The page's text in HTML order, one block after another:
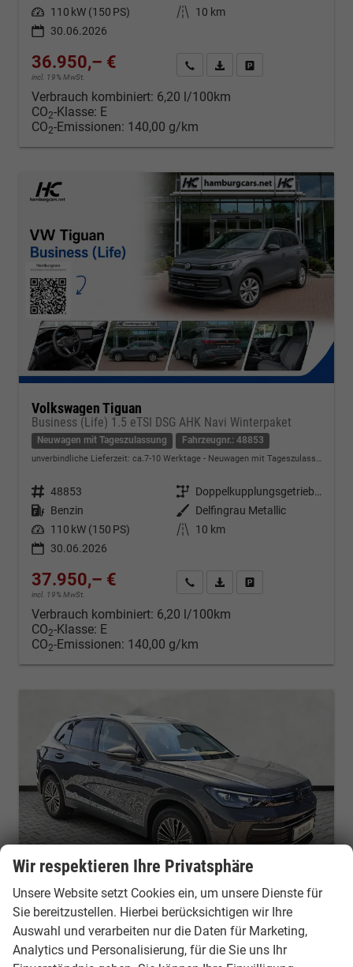
Leistung 110 kW (150 PS) Kilometerstand
10 km
30.06.2026
36.950,– €
incl. 19% MwSt.
Kontakt & Angebot anfordern
PDF-Datei, Fahrzeugexposé
Verbrauch kombiniert: 6,20 l/100km
CO2-Klasse: E
CO2-Emissionen: 140,00 g/km
Volkswagen Tiguan
Business (Life) 1.5 eTSI DSG AHK Navi Winterpaket
Neuwagen mit Tageszulassung Fahrzeugnr.: 48853
unverbindliche Lieferzeit: ca.7-10 Werktage Neuwagen mit Tageszulassung
Fahrzeugnr. 48853 Getriebe
Doppelkupplungsgetriebe (DSG)
Kraftstoff Benzin Außenfarbe Delfingrau Metallic
Leistung 110 kW (150 PS) Kilometerstand
10 km
30.06.2026
37.950,– €
incl. 19% MwSt.
Kontakt & Angebot anfordern
PDF-Datei, Fahrzeugexposé
Verbrauch kombiniert: 6,20 l/100km
CO2-Klasse: E
CO2-Emissionen: 140,00 g/km
Volkswagen Tiguan
2.0 TDI 110 kW Life DSG / LED Plus AHK 18Z
Neuwagen Fahrzeugnr.: 53983
Wir respektieren Ihre Privatsphäre
Unsere Website setzt Cookies ein, um unsere Dienste für
Sie bereitzustellen. Hierbei berücksichtigen wir Ihre
Auswahl und verarbeiten nur die Daten für Marketing,
Analytics und Personalisierung, für die Sie uns Ihr